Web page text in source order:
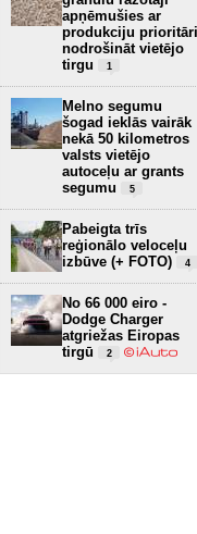
VIDEO EKSPERIMENTS:
kravas auto ar
“dūša papēžos”; teju visi
apdzīšanas manevru veic
bīstami (+ VIDEO)
26
Ceļu satiksmes
drošības jomā saskata
apņēmušies ar
produkciju prioritāri
nodrošināt vietējo
tirgu
1
Melno segumu
šogad ieklās vairāk
nekā 50 kilometros
valsts vietējo
autoceļu ar grants
segumu
5
Pabeigta trīs
reģionālo veloceļu
izbūve (+ FOTO)
4
No 66 000 eiro -
Dodge Charger
atgriežas Eiropas
tirgū
2